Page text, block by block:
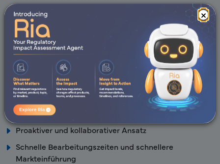
×
Dossiererstellung, -überprüfung und -management
Regulierungsanträge
Vertretung vor Ort
Vorteile von Freyr
Expertenteam für regulatorische Angelegenheiten mit
nachgewiesener globaler RA-Expertise
Proaktiver und kollaborativer Ansatz
Schnelle Bearbeitungszeiten und schnellere
Markteinführung